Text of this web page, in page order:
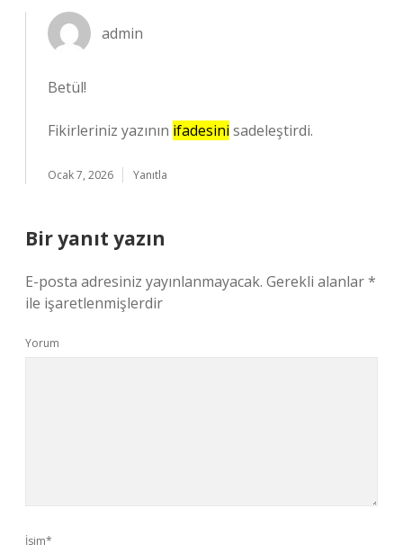
admin
Betül!
Fikirleriniz yazının ifadesini sadeleştirdi.
Ocak 7, 2026 Yanıtla
Bir yanıt yazın
E-posta adresiniz yayınlanmayacak. Gerekli alanlar*
ile işaretlenmişlerdir
Yorum
İsim*